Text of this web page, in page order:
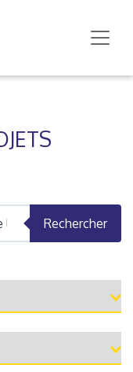
Rechercher